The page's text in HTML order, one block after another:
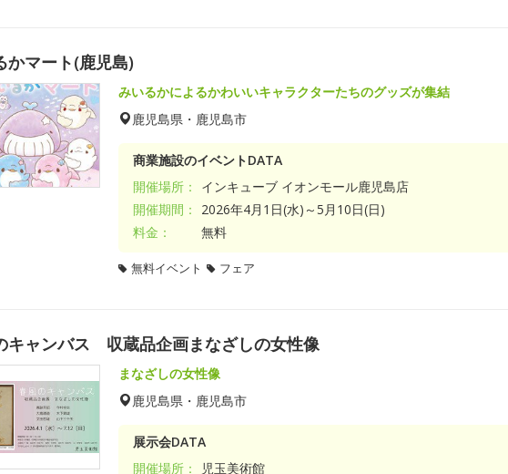
かマート(鹿児島)
みいるかによるかわいいキャラクターたちのグッズが集結
鹿児島県・鹿児島市
商業施設のイベントDATA
開催場所：
インキューブ イオンモール鹿児島店
開催期間：
2026年4月1日(水)～5月10日(日)
料金：
無料
無料イベント フェア
キャンバス 収蔵品企画まなざしの女性像
まなざしの女性像
鹿児島県・鹿児島市
展示会DATA
開催場所：
児玉美術館